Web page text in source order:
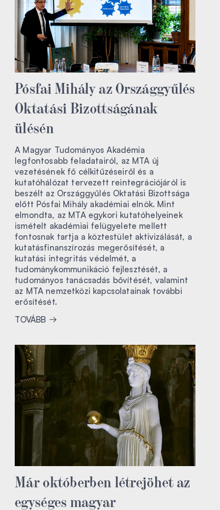
Pósfai Mihály az Országgyűlés
Oktatási Bizottságának
ülésén
A Magyar Tudományos Akadémia
legfontosabb feladatairól, az MTA új
vezetésének fő célkitűzéseiről és a
kutatóhálózat tervezett reintegrációjáról is
beszélt az Országgyűlés Oktatási Bizottsága
előtt Pósfai Mihály akadémiai elnök. Mint
elmondta, az MTA egykori kutatóhelyeinek
ismételt akadémiai felügyelete mellett
fontosnak tartja a köztestület aktivizálását, a
kutatásfinanszírozás megerősítését, a
kutatási integritás védelmét, a
tudománykommunikáció fejlesztését, a
tudományos tanácsadás bővítését, valamint
az MTA nemzetközi kapcsolatainak további
erősítését.
TOVÁBB
Már októberben létrejöhet az
egységes magyar